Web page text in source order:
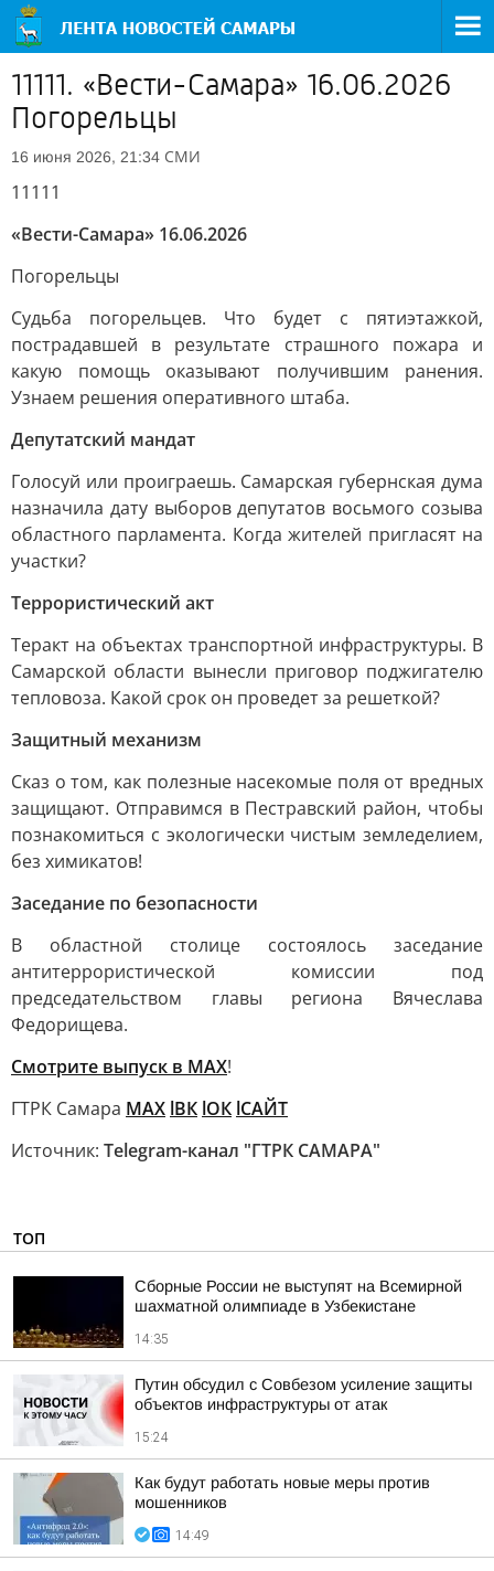
11111. «Вести-Самара» 16.06.2026
Погорельцы
16 июня 2026, 21:34 СМИ
11111
«Вести-Самара» 16.06.2026
Погорельцы
Судьба погорельцев. Что будет с пятиэтажкой,
пострадавшей в результате страшного пожара и
какую помощь оказывают получившим ранения.
Узнаем решения оперативного штаба.
Депутатский мандат
Голосуй или проиграешь. Самарская губернская дума
назначила дату выборов депутатов восьмого созыва
областного парламента. Когда жителей пригласят на
участки?
Террористический акт
Теракт на объектах транспортной инфраструктуры. В
Самарской области вынесли приговор поджигателю
тепловоза. Какой срок он проведет за решеткой?
Защитный механизм
Сказ о том, как полезные насекомые поля от вредных
защищают. Отправимся в Пестравский район, чтобы
познакомиться с экологически чистым земледелием,
без химикатов!
Заседание по безопасности
В областной столице состоялось заседание
антитеррористической комиссии под
председательством главы региона Вячеслава
Федорищева.
Смотрите выпуск в МАХ!
ГТРК Самара MAX lВК lОК lСАЙТ
Источник: Telegram-канал "ГТРК САМАРА"
ТОП
Сборные России не выступят на Всемирной
шахматной олимпиаде в Узбекистане
14:35
Путин обсудил с Совбезом усиление защиты
объектов инфраструктуры от атак
15:24
Как будут работать новые меры против
мошенников
14:49